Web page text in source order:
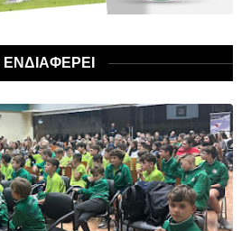
ΕΝΔΙΑΦΕΡΕΙ